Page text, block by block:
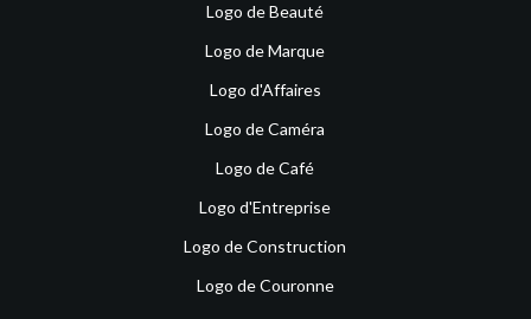
Logo de Beauté
Logo de Marque
Logo d'Affaires
Logo de Caméra
Logo de Café
Logo d'Entreprise
Logo de Construction
Logo de Couronne